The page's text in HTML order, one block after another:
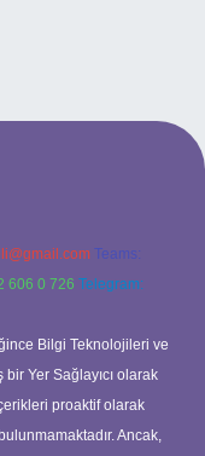
Teams:
606 0 726 Telegram:
Bilgi Teknolojileri ve
bir Yer Sağlayıcı olarak
proaktif olarak
Ancak,